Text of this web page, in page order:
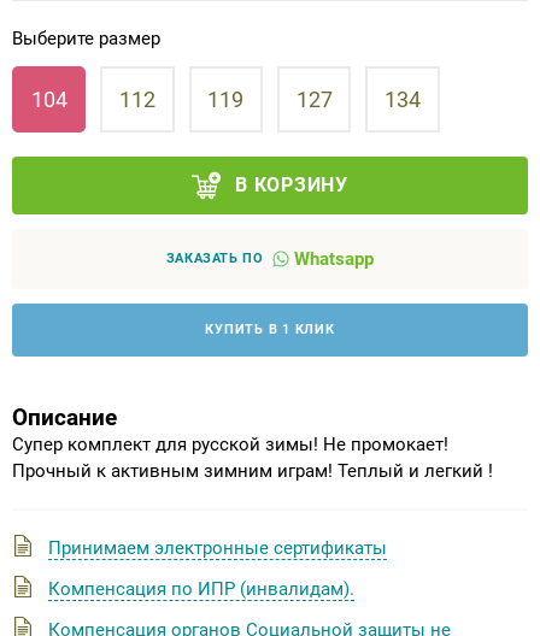
Выберите размер
104 112 119 127 134
В КОРЗИНУ
ЗАКАЗАТЬ ПО Whatsapp
КУПИТЬ В 1 КЛИК
Описание
Супер комплект для русской зимы! Не промокает!
Прочный к активным зимним играм! Теплый и легкий !
Принимаем электронные сертификаты
Компенсация по ИПР (инвалидам).
Компенсация органов Социальной защиты не
Аппараты на суставы
Санитарные приспособления для
инвалидов
Противопролежневые матрасы, подушки
ОПОРЫ, ВЕРТИКАЛИЗАТОРЫ, Оборудование
Индивидуальное изготовление